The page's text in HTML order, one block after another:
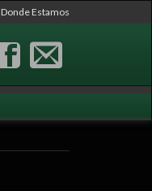
Donde Estamos